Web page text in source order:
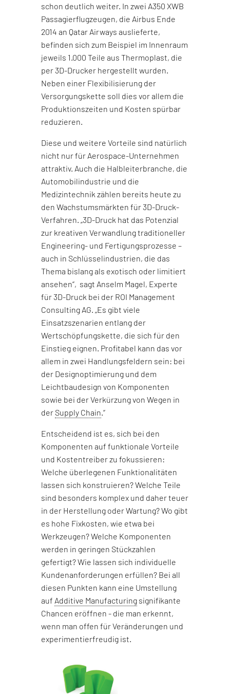
schon deutlich weiter. In zwei A350 XWB
Passagierflugzeugen, die Airbus Ende
2014 an Qatar Airways auslieferte,
befinden sich zum Beispiel im Innenraum
jeweils 1.000 Teile aus Thermoplast, die
per 3D-Drucker hergestellt wurden.
Neben einer Flexibilisierung der
Versorgungskette soll dies vor allem die
Produktionszeiten und Kosten spürbar
reduzieren.
Diese und weitere Vorteile sind natürlich
nicht nur für Aerospace-Unternehmen
attraktiv. Auch die Halbleiterbranche, die
Automobilindustrie und die
Medizintechnik zählen bereits heute zu
den Wachstumsmärkten für 3D-Druck-
Verfahren. „3D-Druck hat das Potenzial
zur kreativen Verwandlung traditioneller
Engineering- und Fertigungsprozesse –
auch in Schlüsselindustrien, die das
Thema bislang als exotisch oder limitiert
ansehen“, sagt Anselm Magel, Experte
für 3D-Druck bei der ROI Management
Consulting AG. „Es gibt viele
Einsatzszenarien entlang der
Wertschöpfungskette, die sich für den
Einstieg eignen. Profitabel kann das vor
allem in zwei Handlungsfeldern sein: bei
der Designoptimierung und dem
Leichtbaudesign von Komponenten
sowie bei der Verkürzung von Wegen in
der Supply Chain.“
Entscheidend ist es, sich bei den
Komponenten auf funktionale Vorteile
und Kostentreiber zu fokussieren:
Welche überlegenen Funktionalitäten
lassen sich konstruieren? Welche Teile
sind besonders komplex und daher teuer
in der Herstellung oder Wartung? Wo gibt
es hohe Fixkosten, wie etwa bei
Werkzeugen? Welche Komponenten
werden in geringen Stückzahlen
gefertigt? Wie lassen sich individuelle
Kundenanforderungen erfüllen? Bei all
diesen Punkten kann eine Umstellung
auf Additive Manufacturing signifikante
Chancen eröffnen - die man erkennt,
wenn man offen für Veränderungen und
experimentierfreudig ist.